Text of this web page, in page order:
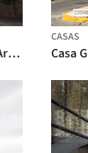
Casa CCE / ONA - Oficina Nómada de Arquitectura
CASAS
Casa